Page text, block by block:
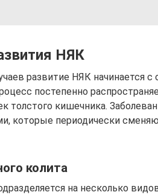
НЯК
развитие НЯК начинается с
постепенно
толстого кишечника.
которые периодически
колита
на несколько